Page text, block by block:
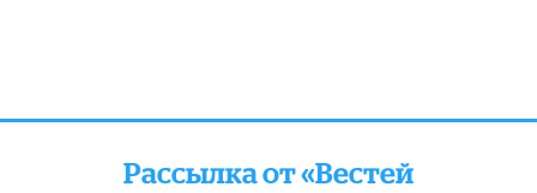
Рассылка от «Вестей